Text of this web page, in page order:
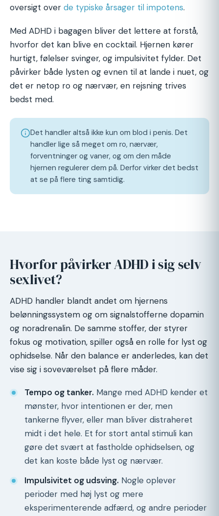
oversigt over de typiske årsager til impotens.
Med ADHD i bagagen bliver det lettere at forstå,
hvorfor det kan blive en cocktail. Hjernen kører
hurtigt, følelser svinger, og impulsivitet fylder. Det
påvirker både lysten og evnen til at lande i nuet, og
det er netop ro og nærvær, en rejsning trives
bedst med.
Det handler altså ikke kun om blod i penis. Det
handler lige så meget om ro, nærvær,
forventninger og vaner, og om den måde
hjernen regulerer dem på. Derfor virker det bedst
at se på flere ting samtidig.
Hvorfor påvirker ADHD i sig selv
sexlivet?
ADHD handler blandt andet om hjernens
belønningssystem og om signalstofferne dopamin
og noradrenalin. De samme stoffer, der styrer
fokus og motivation, spiller også en rolle for lyst og
ophidselse. Når den balance er anderledes, kan det
vise sig i soveværelset på flere måder.
Tempo og tanker. Mange med ADHD kender et
mønster, hvor intentionen er der, men
tankerne flyver, eller man bliver distraheret
midt i det hele. Et for stort antal stimuli kan
gøre det svært at fastholde ophidselsen, og
det kan koste både lyst og nærvær.
Impulsivitet og udsving. Nogle oplever
perioder med høj lyst og mere
eksperimenterende adfærd, og andre perioder